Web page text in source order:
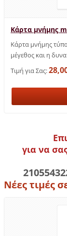
Κάρτα μνήμης
Κάρτα μνήμης
μέγεθος και η
Τιμή για Σας:
για να
Νέες τιμές